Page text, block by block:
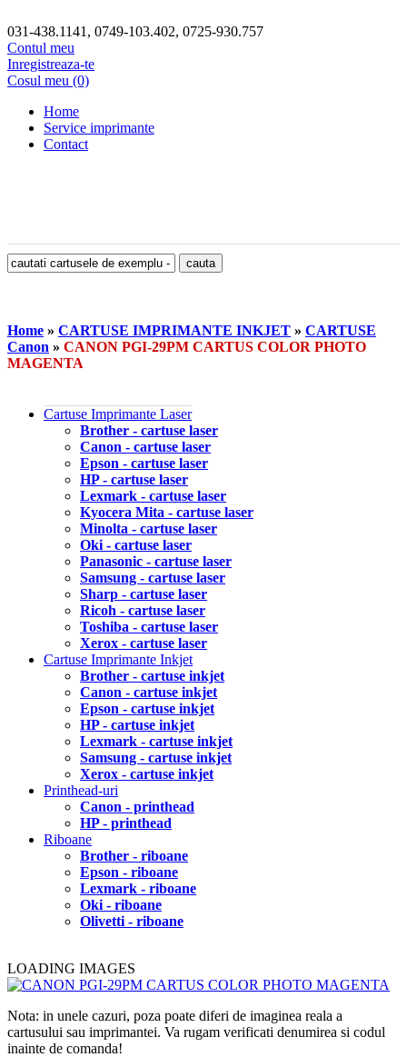
031-438.1141, 0749-103.402, 0725-930.757
Contul meu
Inregistreaza-te
Cosul meu (0)
Home
Service imprimante
Contact
Home » CARTUSE IMPRIMANTE INKJET » CARTUSE
Canon » CANON PGI-29PM CARTUS COLOR PHOTO
MAGENTA
Cartuse Imprimante Laser
Brother - cartuse laser
Canon - cartuse laser
Epson - cartuse laser
HP - cartuse laser
Lexmark - cartuse laser
Kyocera Mita - cartuse laser
Minolta - cartuse laser
Oki - cartuse laser
Panasonic - cartuse laser
Samsung - cartuse laser
Sharp - cartuse laser
Ricoh - cartuse laser
Toshiba - cartuse laser
Xerox - cartuse laser
Cartuse Imprimante Inkjet
Brother - cartuse inkjet
Canon - cartuse inkjet
Epson - cartuse inkjet
HP - cartuse inkjet
Lexmark - cartuse inkjet
Samsung - cartuse inkjet
Xerox - cartuse inkjet
Printhead-uri
Canon - printhead
HP - printhead
Riboane
Brother - riboane
Epson - riboane
Lexmark - riboane
Oki - riboane
Olivetti - riboane
LOADING IMAGES
Nota: in unele cazuri, poza poate diferi de imaginea reala a
cartusului sau imprimantei. Va rugam verificati denumirea si codul
inainte de comanda!